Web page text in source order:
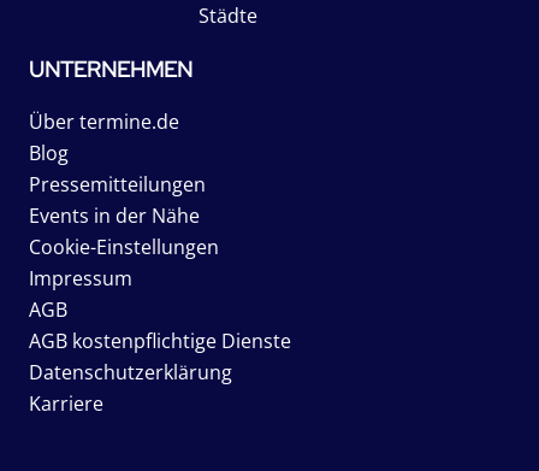
Städte
UNTERNEHMEN
Über termine.de
Blog
Pressemitteilungen
Events in der Nähe
Cookie-Einstellungen
Impressum
AGB
AGB kostenpflichtige Dienste
Datenschutzerklärung
Karriere